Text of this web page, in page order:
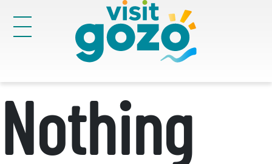
content
Suchen
Nothing